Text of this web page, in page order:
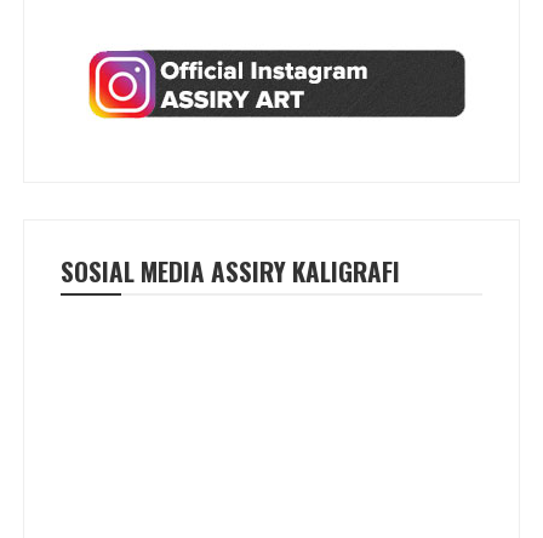
SOSIAL MEDIA ASSIRY KALIGRAFI